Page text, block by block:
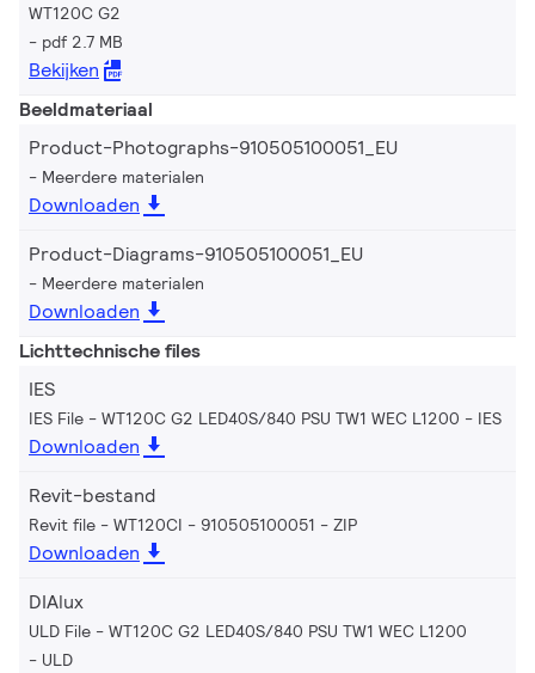
WT120C G2
pdf 2.7 MB
Bekijken
Beeldmateriaal
Product-Photographs-910505100051_EU
Meerdere materialen
Downloaden
Product-Diagrams-910505100051_EU
Meerdere materialen
Downloaden
Lichttechnische files
IES
IES File - WT120C G2 LED40S/840 PSU TW1 WEC L1200 IES
Downloaden
Revit-bestand
Revit file - WT120CI - 910505100051 ZIP
Downloaden
DIAlux
ULD File - WT120C G2 LED40S/840 PSU TW1 WEC L1200
ULD